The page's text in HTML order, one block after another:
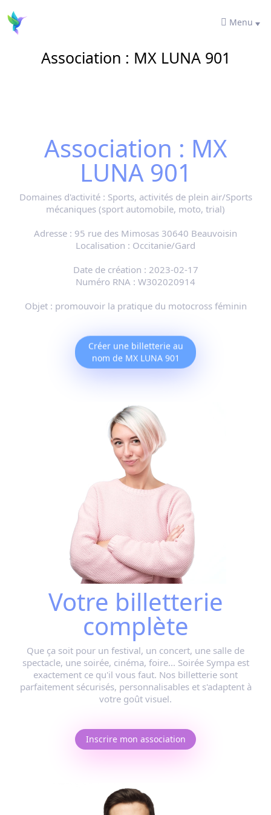
Menu
Association : MX LUNA 901
Association : MX
LUNA 901
Domaines d'activité : Sports, activités de plein air/Sports
mécaniques (sport automobile, moto, trial)
Adresse : 95 rue des Mimosas 30640 Beauvoisin
Localisation : Occitanie/Gard
Date de création : 2023-02-17
Numéro RNA : W302020914
Objet : promouvoir la pratique du motocross féminin
Créer une billetterie au
nom de MX LUNA 901
Votre billetterie
complète
Que ça soit pour un festival, un concert, une salle de
spectacle, une soirée, cinéma, foire... Soirée Sympa est
exactement ce qu'il vous faut. Nos billetterie sont
parfaitement sécurisés, personnalisables et s'adaptent à
votre goût visuel.
Inscrire mon association